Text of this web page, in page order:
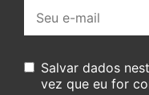
mail:
Salvar dados
vez que eu for